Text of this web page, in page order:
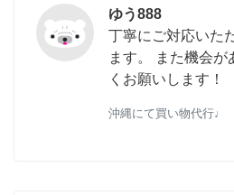
ゆう888
丁寧にご対応いた
ます。 また機会が
くお願いします！
沖縄にて買い物代行♩